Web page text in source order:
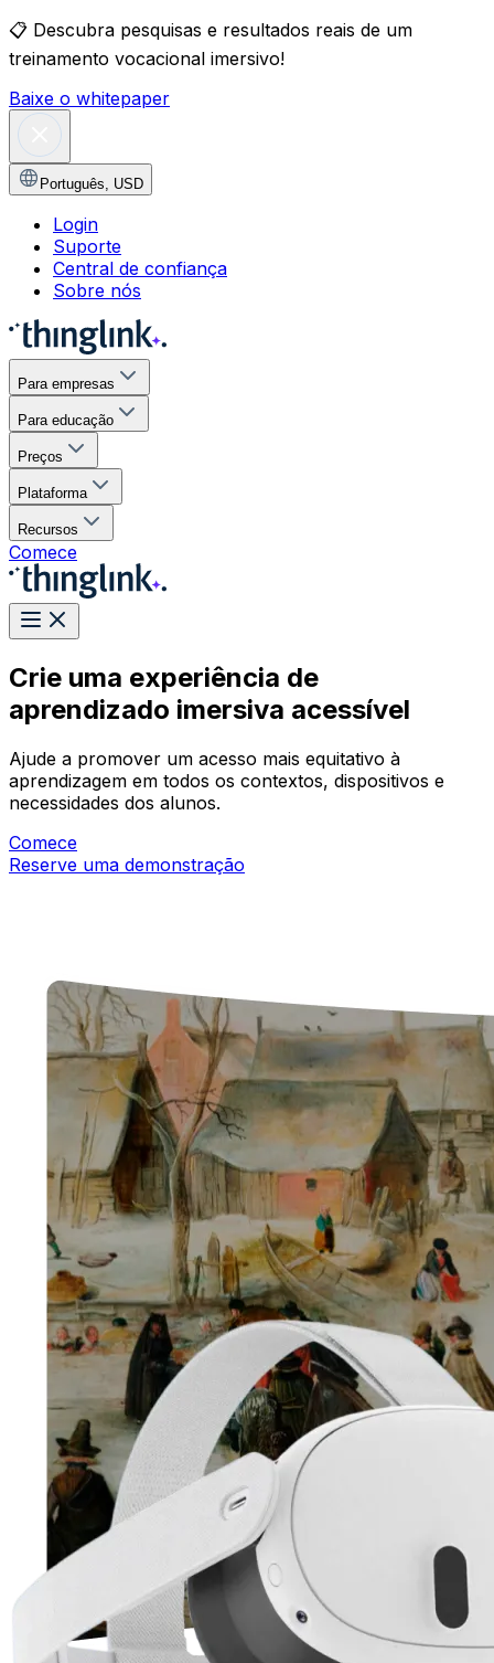
📋 Descubra pesquisas e resultados reais de um
treinamento vocacional imersivo!
Baixe o whitepaper
Português, USD
Login
Suporte
Central de confiança
Sobre nós
Para empresas
Para educação
Preços
Plataforma
Recursos
Comece
Crie uma experiência de
aprendizado imersiva acessível
Ajude a promover um acesso mais equitativo à
aprendizagem em todos os contextos, dispositivos e
necessidades dos alunos.
Comece
Reserve uma demonstração